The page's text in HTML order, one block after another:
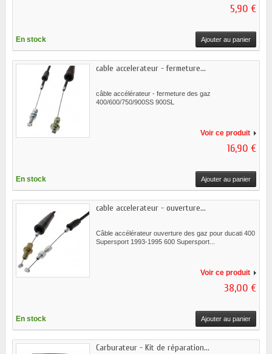
5,90 €
En stock Ajouter au panier
cable accelerateur - fermeture...
câble accélérateur - fermeture des gaz
400/600/750/900SS 900SL
Voir ce produit
16,90 €
En stock Ajouter au panier
cable accelerateur - ouverture...
Câble accélérateur ouverture des gaz pour ducati 400
Supersport 1993-1995 600 Supersport...
Voir ce produit
38,00 €
En stock Ajouter au panier
Carburateur - Kit de réparation...